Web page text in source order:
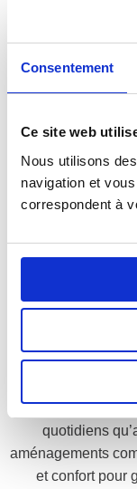
Consentement
Ce site web
Nous utilisons
navigation et
correspondent à
Les véhicules
et e-
de
Robustes,
conservent
traditionnels tout
ROULEZ
Avec une
et 430 kms pour
Dietrich
quotidiens
aménagements
et confort pour